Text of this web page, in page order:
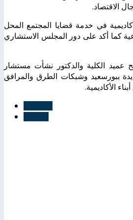
الاقتصاد.
في خدمة قضايا المجتمع المحل
كما أكد على دور المجلس الاستشاري
الكلية والدكتور نشأت مستشار
ببورسعيد وشبكات الطرق والمرافق
الأكاديمية.